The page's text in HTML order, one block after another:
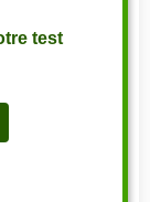
test